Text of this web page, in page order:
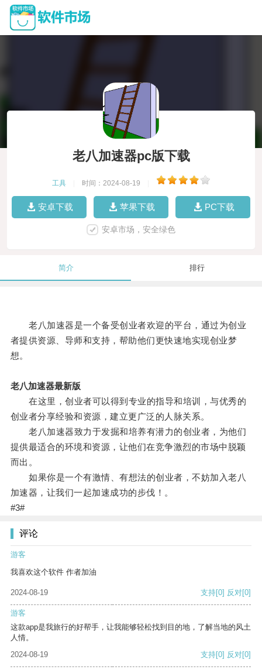
老八加速器pc版下载
工具 时间：2024-08-19
安卓下载 苹果下载 PC下载
安卓市场，安全绿色
简介 排行
老八加速器是一个备受创业者欢迎的平台，通过为创业
者提供资源、导师和支持，帮助他们更快速地实现创业梦
想。
老八加速器最新版
在这里，创业者可以得到专业的指导和培训，与优秀的
创业者分享经验和资源，建立更广泛的人脉关系。
老八加速器致力于发掘和培养有潜力的创业者，为他们
提供最适合的环境和资源，让他们在竞争激烈的市场中脱颖
而出。
如果你是一个有激情、有想法的创业者，不妨加入老八
加速器，让我们一起加速成功的步伐！。
#3#
评论
游客
我喜欢这个软件 作者加油
2024-08-19 支持[0] 反对[0]
游客
这款app是我旅行的好帮手，让我能够轻松找到目的地，了解当地的风土
人情。
2024-08-19
支持[0] 反对[0]